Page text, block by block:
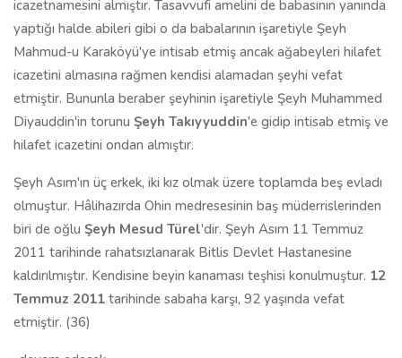
icazetnamesini almıştır. Tasavvufi amelini de babasının yanında
yaptığı halde abileri gibi o da babalarının işaretiyle Şeyh
Mahmud-u Karaköyü'ye intisab etmiş ancak ağabeyleri hilafet
icazetini almasına rağmen kendisi alamadan şeyhi vefat
etmiştir. Bununla beraber şeyhinin işaretiyle Şeyh Muhammed
Diyauddin'in torunu Şeyh Takıyyuddin'e gidip intisab etmiş ve
hilafet icazetini ondan almıştır.
Şeyh Asım'ın üç erkek, iki kız olmak üzere toplamda beş evladı
olmuştur. Hâlihazırda Ohin medresesinin baş müderrislerinden
biri de oğlu Şeyh Mesud Türel'dir. Şeyh Asım 11 Temmuz
2011 tarihinde rahatsızlanarak Bitlis Devlet Hastanesine
kaldırılmıştır. Kendisine beyin kanaması teşhisi konulmuştur. 12
Temmuz 2011 tarihinde sabaha karşı, 92 yaşında vefat
etmiştir. (36)